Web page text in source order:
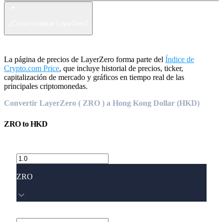
La página de precios de LayerZero forma parte del Índice de
Crypto.com Price, que incluye historial de precios, ticker,
capitalización de mercado y gráficos en tiempo real de las
principales criptomonedas.
Convertir LayerZero ( ZRO ) a Hong Kong Dollar (HKD)
ZROtoHKD
ZRO